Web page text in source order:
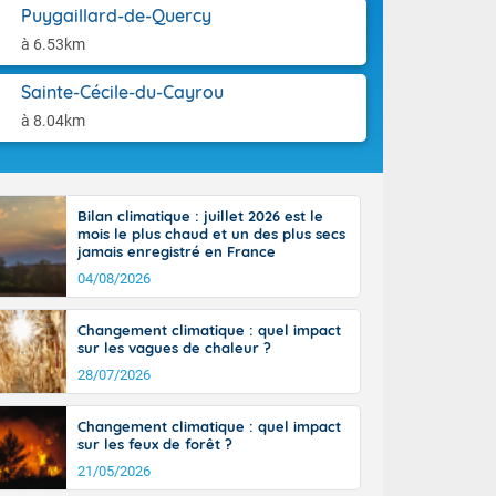
Puygaillard-de-Quercy
à 6.53km
Sainte-Cécile-du-Cayrou
à 8.04km
moins
25 à 30
35 degrés
jusque
la Corse.
Pyrénées,
marge de
de la
En soirée,
sur
22 à 24,
sur le
hors côtes
38 ou 39
Bilan climatique : juillet 2026 est le
mois le plus chaud et un des plus secs
jamais enregistré en France
04/08/2026
Changement climatique : quel impact
sur les vagues de chaleur ?
28/07/2026
Changement climatique : quel impact
sur les feux de forêt ?
21/05/2026